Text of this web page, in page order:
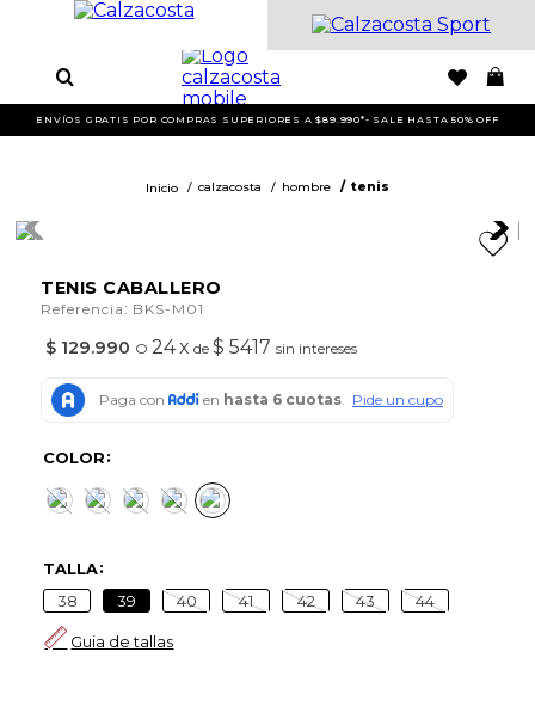
ENVÍOS GRATIS POR COMPRAS SUPERIORES A $89.990*- SALE HASTA 50% OFF
calzacosta hombre tenis
TENIS CABALLERO
Referencia : BKS-M01
$ 129.990 O 24x de$ 5417 sin intereses
COLOR
TALLA
38 39 40 41 42 43 44
Guia de tallas